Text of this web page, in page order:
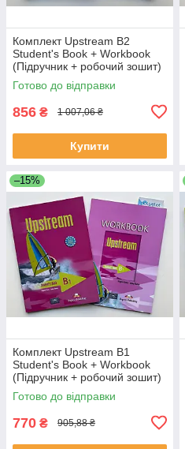
Комплект Upstream B2
Student's Book + Workbook
(Підручник + робочий зошит)
Готово до відправки
856 ₴ 1 007,06 ₴
Купити
–15%
Комплект Upstream B1
Student's Book + Workbook
(Підручник + робочий зошит)
Готово до відправки
770 ₴ 905,88 ₴